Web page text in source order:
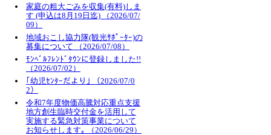
家庭の粗大ごみを収集(有料)しま
す (申込は8月19日迄) （2026/07/
09）
地域おこし協力隊(観光ｻﾎﾟｰﾀｰ)の
募集について （2026/07/08）
ﾓﾝﾍﾞﾙﾌﾚﾝﾄﾞﾀｳﾝに登録しました!!
（2026/07/02）
｢幼児ｾﾝﾀｰだより｣ （2026/07/0
2）
令和7年度物価高騰対応重点支援
地方創生臨時交付金を活用して
実施する緊急対策事業について
お知らせします｡ （2026/06/29）